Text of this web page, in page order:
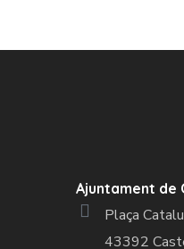
Ajuntament de
Plaça
43392